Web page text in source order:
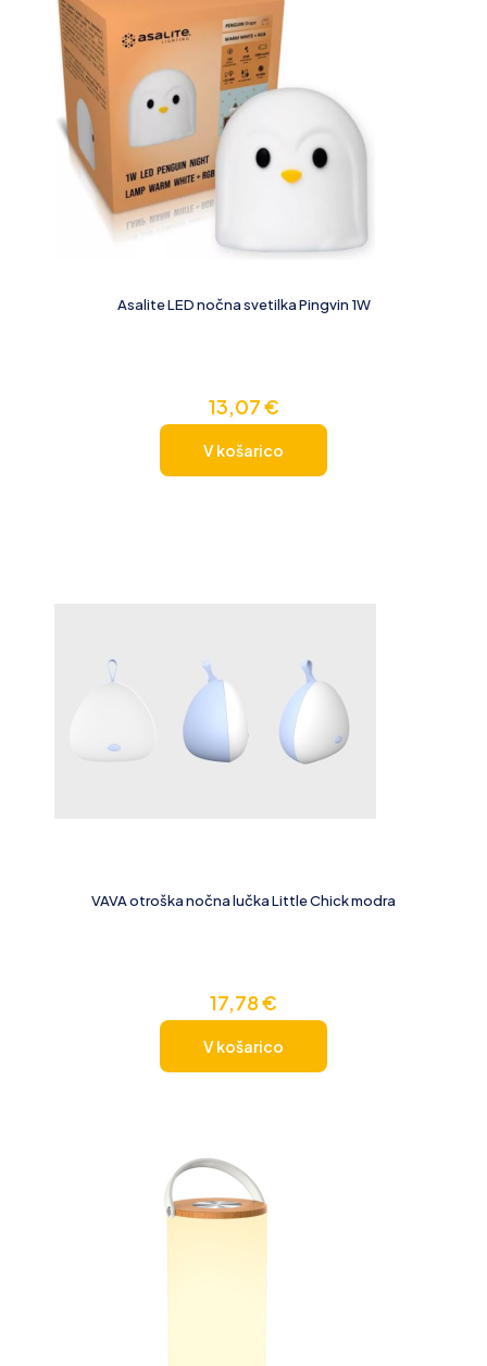
Asalite LED nočna svetilka Pingvin 1W
13,07€
V košarico
VAVA otroška nočna lučka Little Chick modra
17,78€
V košarico